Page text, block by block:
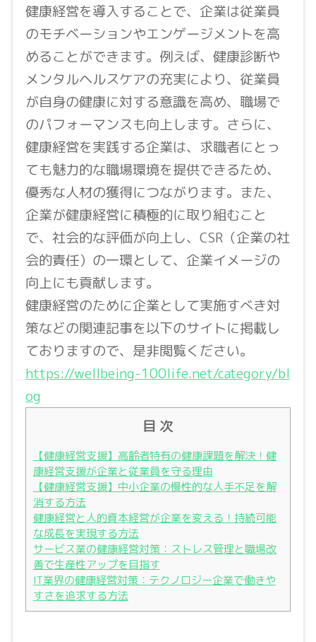
健康経営を導入することで、企業は従業員
のモチベーションやエンゲージメントを高
めることができます。例えば、健康診断や
メンタルヘルスケアの充実により、従業員
が自身の健康に対する意識を高め、職場で
のパフォーマンスも向上します。さらに、
健康経営を実践する企業は、求職者にとっ
ても魅力的な職場環境を提供できるため、
優秀な人材の獲得につながります。また、
企業が健康経営に積極的に取り組むこと
で、社会的な評価が向上し、CSR（企業の社
会的責任）の一環として、企業イメージの
向上にも貢献します。
健康経営のために企業として実施すべき対
策などの関連記事を以下のサイトに掲載し
ておりますので、是非閲覧ください。
https://wellbeing-100life.net/category/bl
og
目 次
【健康経営支援】高齢者特有の健康課題を解決！健
康経営支援が企業と従業員を守る理由
【健康経営支援】中小企業の慢性的な人手不足を解
消する方法
健康経営と人的資本経営が企業を変える！持続可能
な成長を実現する方法
サービス業の健康経営対策：ストレス管理と職場改
善で生産性アップを目指す
IT業界の健康経営対策：テクノロジー企業で働きや
すさを追求する方法